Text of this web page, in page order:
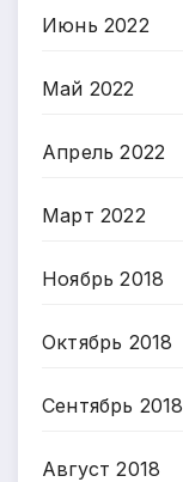
Июнь 2022
Май 2022
Апрель 2022
Март 2022
Ноябрь 2018
Октябрь 2018
Сентябрь 2018
Август 2018